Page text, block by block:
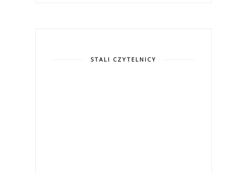
STALI CZYTELNICY